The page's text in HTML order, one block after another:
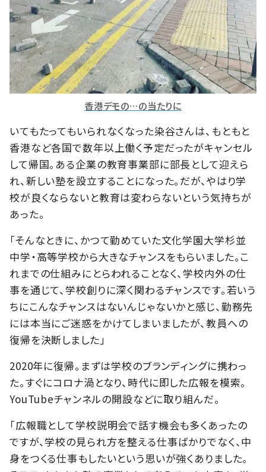
香港デモの…の当たりに
いてもたってもいられなくなった染谷さんは、もともと
香港など各国で数年以上働く予定だったがキャンセル
して帰国。ある企業の教育事業部に部長として迎えら
れ、新しい塾を設立することになった。だが、やはり学
校が良くならないと教育は変わらないという気持ちが
あった。
「そんなときに、かつて勤めていた文化学園大学杉並
中学・高等学校から大きなチャンスをもらいました。こ
れまでの仕組みにとらわれることなく、学校内外の仕
事を通じて、学校創りに深く関わるチャンスです。若いう
ちにこんなチャンスはないんじゃないかと感じ、勤務先
には本当にご迷惑をかけてしまいましたが、教員への
復帰を決断しました」
2020年に復帰。まずは学校のブランディングに携わっ
た。すぐにコロナ渦となり、時代に即した広報を模索。
YouTubeチャンネルの開設などに取り組んだ。
「広報職として学校説明会で話す機会も多くあったの
ですが、学校の見られ方を整える仕事ばかりでなく、中
身をつくる仕事もしたいという思いが強くありました。